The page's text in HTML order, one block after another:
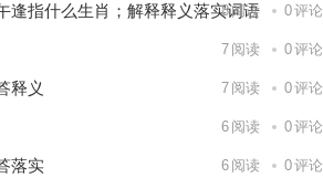
逢指什么生肖；解释释义落实词语
8阅读 0评论
7 阅读 0评论
释义 7 阅读 0评论
6 阅读 0评论
落实 6 阅读 0评论